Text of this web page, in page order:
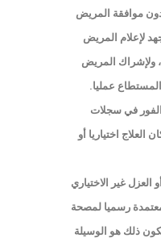
دون موافقة المريض
لإعلام المريض
ولإشراك المريض
عمليا.
في سجلات
العلاج اختياريا أو
العزل غير الاختياري
رسميا لمصحة
ذلك هو الوسيلة